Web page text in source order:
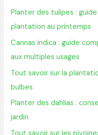
c
h
e
r
:
Planter des tulipes :
plantation au printemps
Cannas indica : guide
aux multiples usages
Tout savoir sur la
bulbes
Planter des dahlias :
jardin